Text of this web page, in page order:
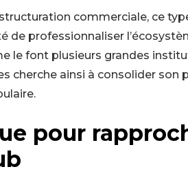
commerciale, ce
de professionnaliser
le font plusieurs grandes
cherche ainsi à consolider son
pour